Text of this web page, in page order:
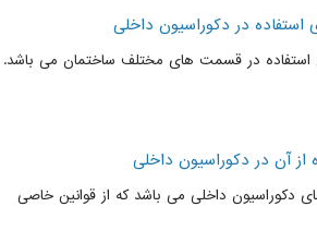
در دکوراسیون داخلی
استفاده در قسمت های مختلف ساختمان می باشد.
از آن در دکوراسیون داخلی
داخلی می باشد که از قوانین خاصی